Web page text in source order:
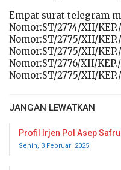
Empat surat telegram
Nomor:ST/2774/XII/
Nomor:ST/2775/XII/
Nomor:ST/2775/XII/
Nomor:ST/2776/XII/
Nomor:ST/2775/XII/
JANGAN LEWATKAN
Profil Irjen Pol Asep
Senin, 3 Februari 2025